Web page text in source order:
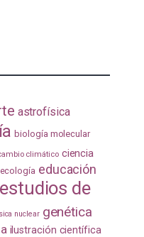
astrofísica
biología molecular
climático ciencia
ecología educación
estudios de
nuclear genética
ilustración científica